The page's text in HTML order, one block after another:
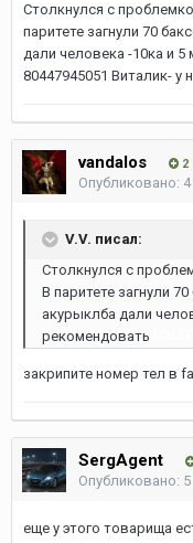
Столкнулся с
паритете загнули 70
дали человека -10ка и
80447945051 Виталик- у
vandalos 2
Опубликовано:
V.V. писал:
Столкнулся с
В паритете загнули
акурыклба дали
рекомендовать
закрипите номер тел в
SergAgent
Опубликовано:
еще у этого товарища